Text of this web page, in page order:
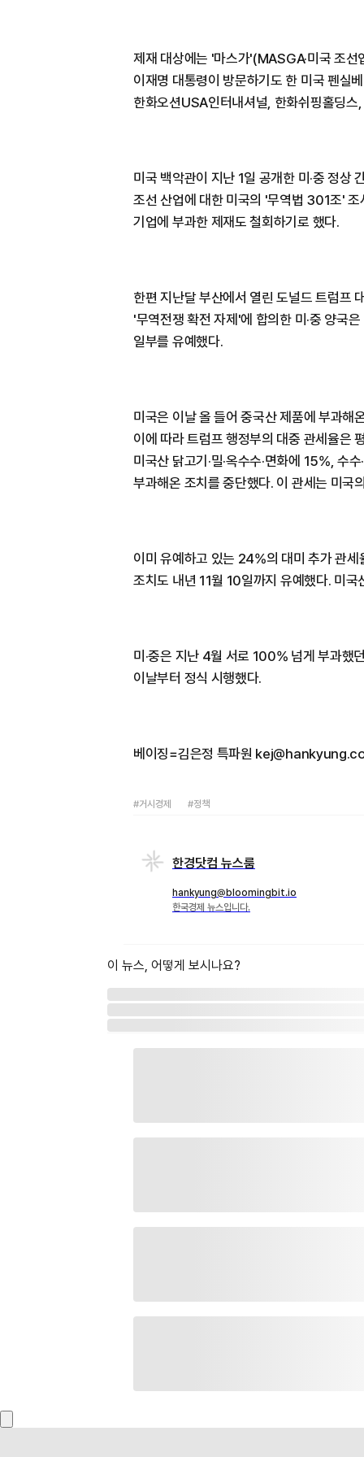
제재 대상에는 '마스가'(MASGA·미국 조
이재명 대통령이 방문하기도 한 미국 펜실
한화오션USA인터내셔널, 한화쉬핑홀딩
미국 백악관이 지난 1일 공개한 미·중 정상
조선 산업에 대한 미국의 '무역법 301조'
기업에 부과한 제재도 철회하기로 했다.
한편 지난달 부산에서 열린 도널드 트럼프
'무역전쟁 확전 자제'에 합의한 미·중 양국
일부를 유예했다.
미국은 이날 올 들어 중국산 제품에 부과
이에 따라 트럼프 행정부의 대중 관세율은
미국산 닭고기·밀·옥수수·면화에 15%, 수
부과해온 조치를 중단했다. 이 관세는 미국
이미 유예하고 있는 24%의 대미 추가 관
조치도 내년 11월 10일까지 유예했다. 미
미·중은 지난 4월 서로 100% 넘게 부과했
이날부터 정식 시행했다.
베이징=김은정 특파원
#거시경제 #정책
한경닷컴 뉴스룸
hankyung@bloomingbit.io
한국경제 뉴스입니다.
이 뉴스, 어떻게 보시나요?